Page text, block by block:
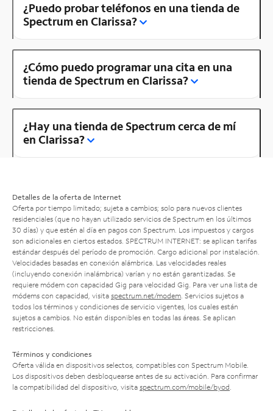
¿Puedo probar teléfonos en una tienda de
Spectrum en Clarissa?
¿Cómo puedo programar una cita en una
tienda de Spectrum en Clarissa?
¿Hay una tienda de Spectrum cerca de mí
en Clarissa?
Detalles de la oferta de Internet
Oferta por tiempo limitado; sujeta a cambios; solo para nuevos clientes
residenciales (que no hayan utilizado servicios de Spectrum en los últimos
30 días) y que estén al día en pagos con Spectrum. Los impuestos y cargos
son adicionales en ciertos estados. SPECTRUM INTERNET: se aplican tarifas
estándar después del período de promoción. Cargo adicional por instalación.
Velocidades basadas en conexión alámbrica. Las velocidades reales
(incluyendo conexión inalámbrica) varían y no están garantizadas. Se
requiere módem con capacidad Gig para velocidad Gig. Para ver una lista de
módems con capacidad, visita spectrum.net/modem . Servicios sujetos a
todos los términos y condiciones de servicio vigentes, los cuales están
sujetos a cambios. No están disponibles en todas las áreas. Se aplican
restricciones.
Términos y condiciones
Oferta válida en dispositivos selectos, compatibles con Spectrum Mobile.
Los dispositivos deben desbloquearse antes de su activación. Para confirmar
la compatibilidad del dispositivo, visita spectrum.com/mobile/byod